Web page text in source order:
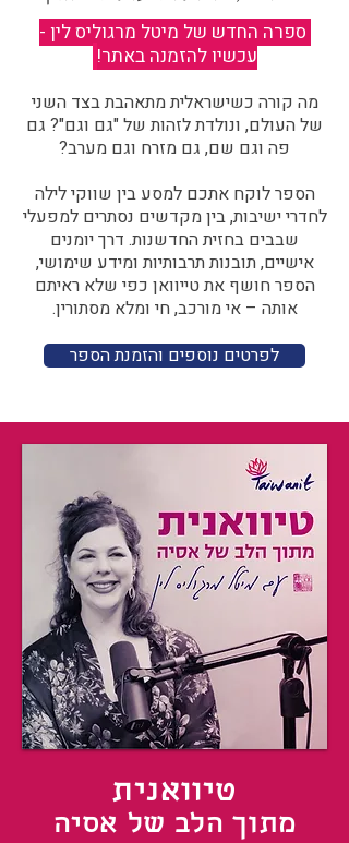
ספרה החדש של מיטל מרגוליס לין -
עכשיו להזמנה באתר!
מה קורה כשישראלית מתאהבת בצד השני
של העולם, ונולדת לזהות של "גם וגם"? גם
פה וגם שם, גם מזרח וגם מערב?​​
הספר לוקח אתכם למסע בין שווקי לילה
לחדרי ישיבות, בין מקדשים נסתרים למפעלי
שבבים בחזית החדשנות. דרך יומנים
אישיים, תובנות תרבותיות ומידע שימושי,
הספר חושף את טייוואן כפי שלא ראיתם
אותה – אי מורכב, חי ומלא מסתורין.
לפרטים נוספים והזמנת הספר
טיוואנית
מתוך הלב של אסיה